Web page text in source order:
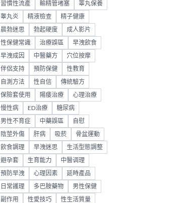
習慣性流產 輸精管堵塞 睪丸保養
睾丸炎 精液檢查 精子健康
晨勃迷思 勃起硬度 成人影片
性保健常識 治療誤區 早洩飲食
早洩成因 中醫藥方 穴位按摩
伴侶支持 預防保健 性教育
自測方法 性自信 傳統驗方
保險套使用 陽痿治療 心理治療
慢性病 ED治療 糖尿病
男性不育症 中藥誤區 自慰
陰莖外傷 肝病 吸菸 骨盆運動
飲食調理 早洩迷思 生活型態調整
避孕套 生育能力 中醫调理
預防早洩 心理因素 延時產品
日常護理 多巴胺藥物 男性保健
副作用 性愛技巧 性生活質量